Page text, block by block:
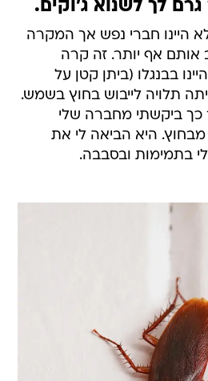
גרם לך לשנוא ג'וקים.
היינו חברי נפש אך המקרה
אותם אף יותר. זה קרה
בבנגלו (ביתן קטן על
תלויה לייבוש בחוץ בשמש.
כך ביקשתי מחברה שלי
היא הביאה לי את
בתמימות ובסבבה.